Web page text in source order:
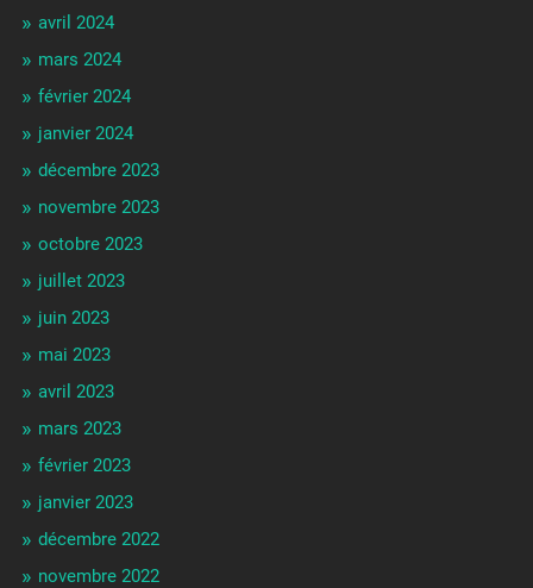
avril 2024
mars 2024
février 2024
janvier 2024
décembre 2023
novembre 2023
octobre 2023
juillet 2023
juin 2023
mai 2023
avril 2023
mars 2023
février 2023
janvier 2023
décembre 2022
novembre 2022